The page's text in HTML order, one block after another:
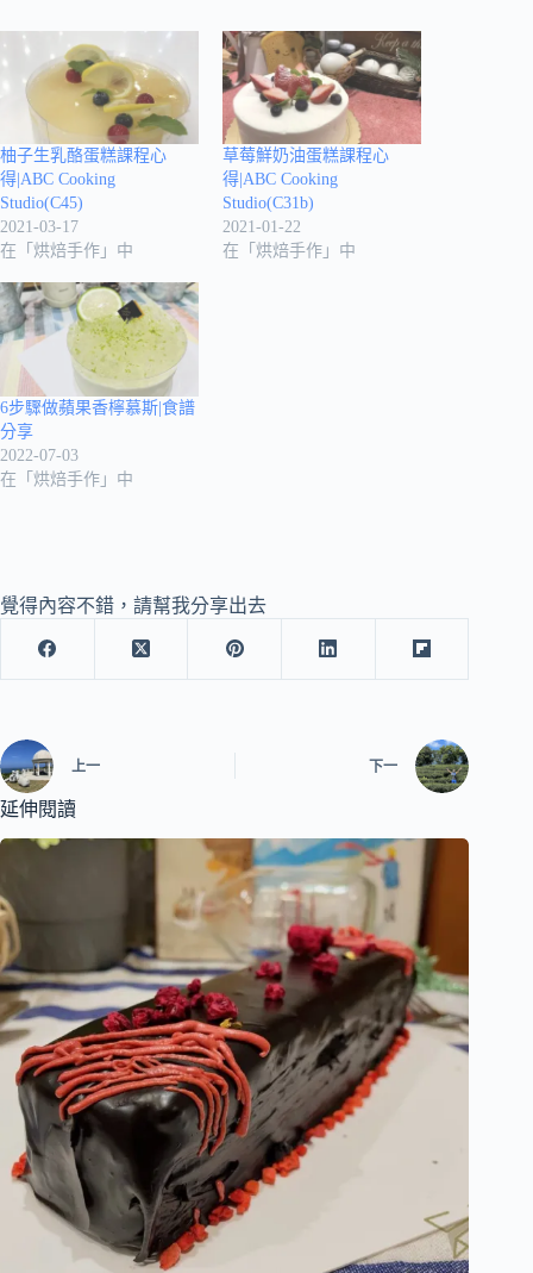
柚子生乳酪蛋糕課程心
得|ABC Cooking
Studio(C45)
2021-03-17
在「烘焙手作」中
草莓鮮奶油蛋糕課程心
得|ABC Cooking
Studio(C31b)
2021-01-22
在「烘焙手作」中
6步驟做蘋果香檸慕斯|食譜
分享
2022-07-03
在「烘焙手作」中
覺得內容不錯，請幫我分享出去
上一 下一
延伸閱讀